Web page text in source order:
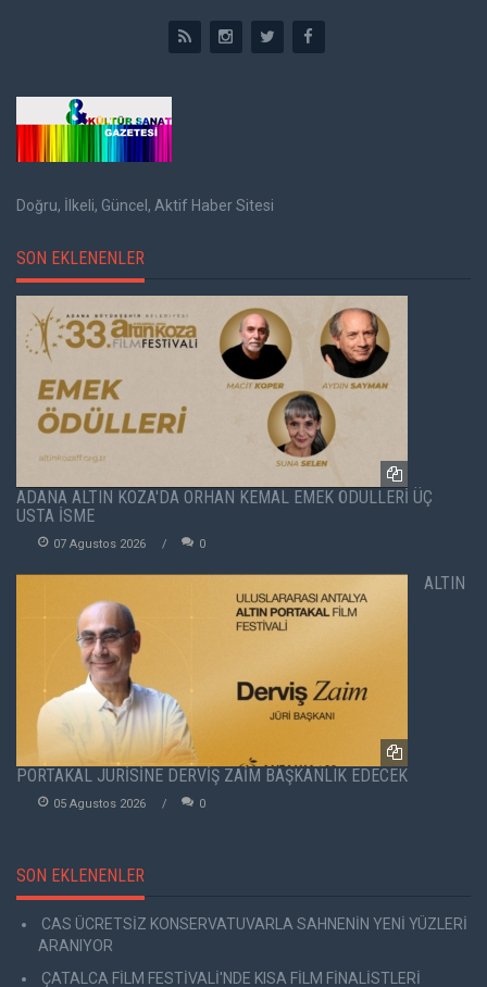
Doğru, İlkeli, Güncel, Aktif Haber Sitesi
SON EKLENENLER
ADANA ALTIN KOZA'DA ORHAN KEMAL EMEK ÖDÜLLERİ ÜÇ
USTA İSME
07 Agustos 2026 0
ALTIN
PORTAKAL JÜRİSİNE DERVİŞ ZAİM BAŞKANLIK EDECEK
05 Agustos 2026 0
SON EKLENENLER
CAS ÜCRETSİZ KONSERVATUVARLA SAHNENİN YENİ YÜZLERİ
ARANIYOR
ÇATALCA FİLM FESTİVALİ'NDE KISA FİLM FİNALİSTLERİ